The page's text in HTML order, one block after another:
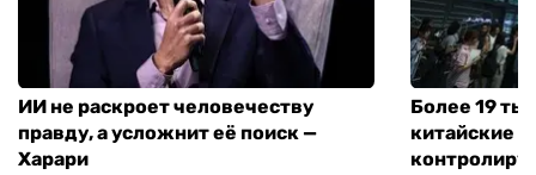
ИИ не раскроет человечеству
правду, а усложнит её поиск —
Харари
Более 19
китайские